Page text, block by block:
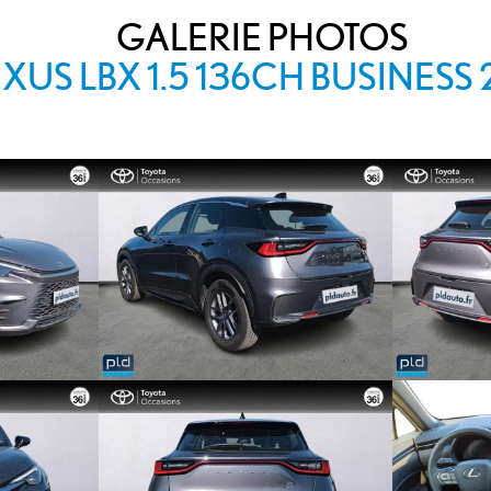
GALERIE PHOTOS
LBX 1.5 136CH BUSINESS